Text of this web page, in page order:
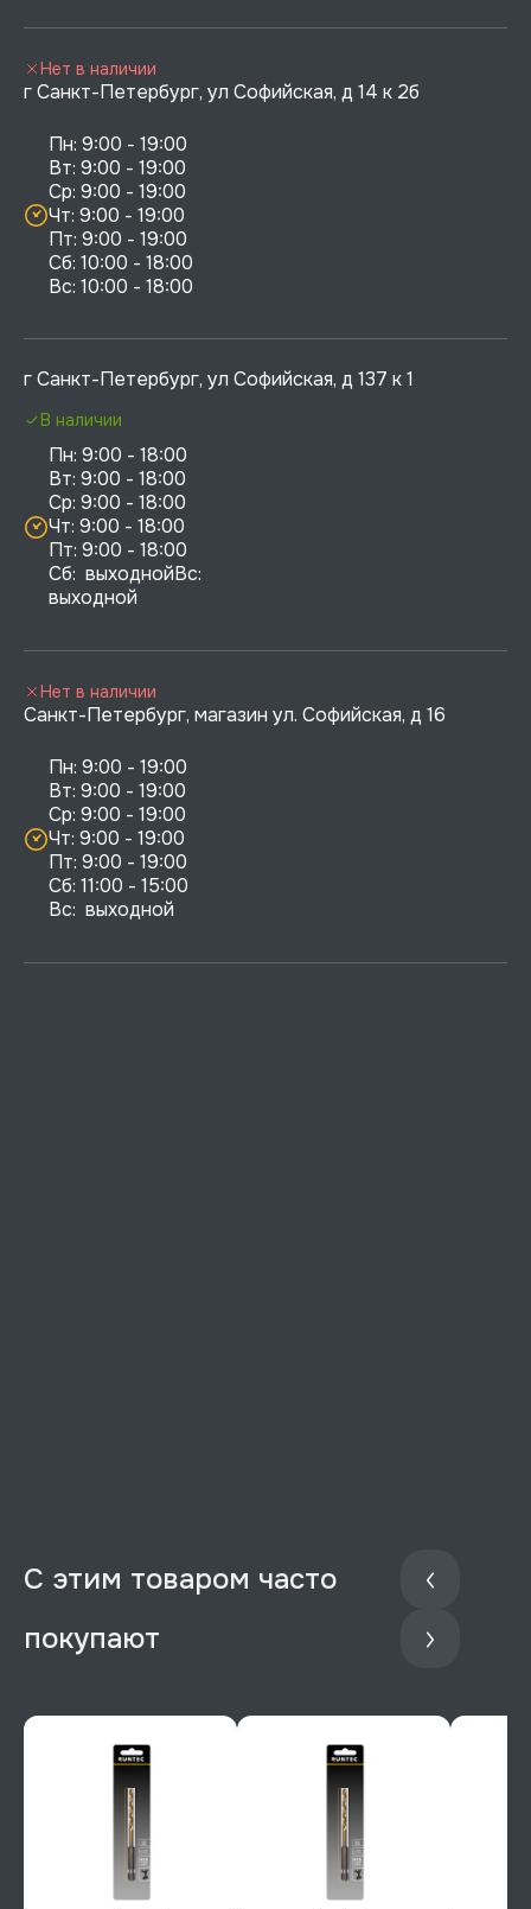
г Санкт-Петербург, ул Софийская, д 14 к 2б
Пн: 9:00 - 19:00
Вт: 9:00 - 19:00
Ср: 9:00 - 19:00
Чт: 9:00 - 19:00
Пт: 9:00 - 19:00
Сб: 10:00 - 18:00
Нет в наличии
г Санкт-Петербург, ул Софийская, д 137 к 1
Пн: 9:00 - 18:00
Вт: 9:00 - 18:00
Ср: 9:00 - 18:00
Чт: 9:00 - 18:00
Пт: 9:00 - 18:00
Сб:  выходнойВс:
выходной
В наличии
Санкт-Петербург, магазин ул. Софийская, д 16
Пн: 9:00 - 19:00
Вт: 9:00 - 19:00
Ср: 9:00 - 19:00
Чт: 9:00 - 19:00
Пт: 9:00 - 19:00
Сб: 11:00 - 15:00
Вс:  выходной
Нет в наличии
С этим товаром часто
покупают